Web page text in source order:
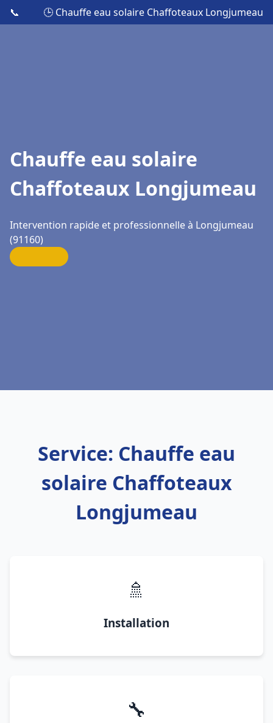
📞 🕒 Chauffe eau solaire Chaffoteaux Longjumeau
Chauffe eau solaire
Chaffoteaux Longjumeau
Intervention rapide et professionnelle à Longjumeau
(91160)
Service: Chauffe eau
solaire Chaffoteaux
Longjumeau
🚿
Installation
🔧